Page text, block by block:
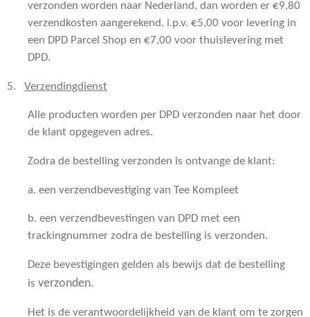
verzonden worden naar Nederland, dan worden er €9,80
verzendkosten aangerekend. i.p.v. €5,00 voor levering in
een DPD Parcel Shop en €7,00 voor thuislevering met
DPD.
5. Verzendingdienst
Alle producten worden per DPD verzonden naar het door
de klant opgegeven adres.
Zodra de bestelling verzonden is ontvange de klant:
a. een verzendbevestiging van Tee Kompleet
b. een verzendbevestingen van DPD met een
trackingnummer zodra de bestelling is verzonden.
Deze bevestigingen gelden als bewijs dat de bestelling
is verzonden.
Het is de verantwoordelijkheid van de klant om te zorgen